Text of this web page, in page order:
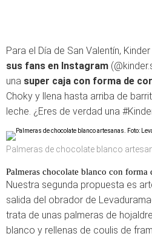
Para el Día de San Valentín,
sus fans en Instagram
una super caja con forma de
Choky y llena hasta arriba de
leche. ¿Eres de verdad una
Palmeras de chocolate blanco
Palmeras chocolate blanco con forma
Nuestra segunda propuesta es
salida del obrador de
trata de unas palmeras de
blanco y rellenas de coulis de